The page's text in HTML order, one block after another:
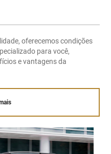
oferecemos condições
para você,
e vantagens da